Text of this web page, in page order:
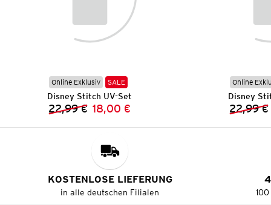
Online Exklusiv SALE
Disney Stitch UV-Set
Vorheriger Preis:
22,99 € Neuer Preis:
18,00 €
Online
Disney
22,99 €
KOSTENLOSE LIEFERUNG
in alle deutschen Filialen